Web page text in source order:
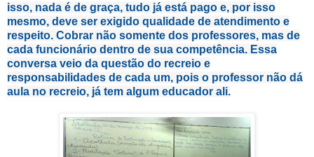
isso, nada é de graça, tudo já está pago e, por isso
mesmo, deve ser exigido qualidade de atendimento e
respeito. Cobrar não somente dos professores, mas de
cada funcionário dentro de sua competência. Essa
conversa veio da questão do recreio e
responsabilidades de cada um, pois o professor não dá
aula no recreio, já tem algum educador ali.